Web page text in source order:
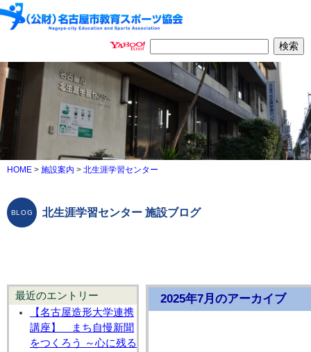
HOME > 施設案内 > 北生涯学習センター
北生涯学習センター 施設ブログ
最近のエントリー
【名古屋造形大学連携
講座】 まち自慢新聞
をつくろう ～心に残る
2025年7月のアーカイブ